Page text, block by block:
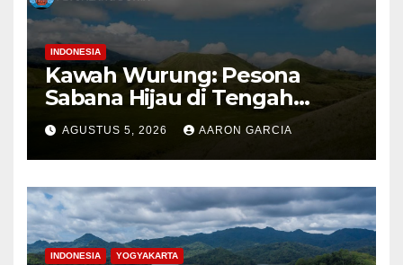
INDONESIA
Kawah Wurung: Pesona
Sabana Hijau di Tengah
Pegunungan Bondowoso
AGUSTUS 5, 2026 AARON GARCIA
INDONESIA YOGYAKARTA